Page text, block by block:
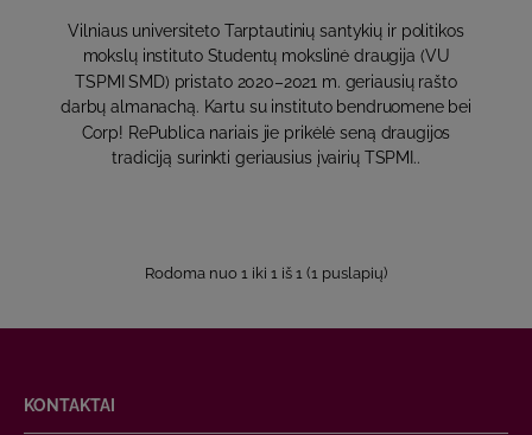
Vilniaus universiteto Tarptautinių santykių ir politikos
mokslų instituto Studentų mokslinė draugija (VU
TSPMI SMD) pristato 2020–2021 m. geriausių rašto
darbų almanachą. Kartu su instituto bendruomene bei
Corp! RePublica nariais jie prikėlė seną draugijos
tradiciją surinkti geriausius įvairių TSPMI..
Rodoma nuo 1 iki 1 iš 1 (1 puslapių)
KONTAKTAI